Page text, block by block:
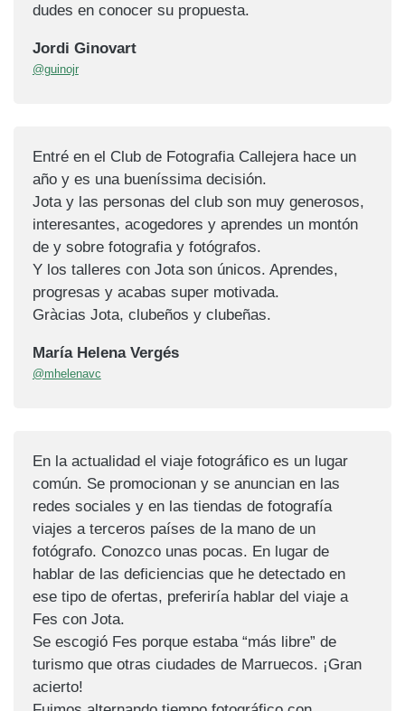
dudes en conocer su propuesta.
Jordi Ginovart
@guinojr
Entré en el Club de Fotografia Callejera hace un
año y es una bueníssima decisión.
Jota y las personas del club son muy generosos,
interesantes, acogedores y aprendes un montón
de y sobre fotografia y fotógrafos.
Y los talleres con Jota son únicos. Aprendes,
progresas y acabas super motivada.
Gràcias Jota, clubeños y clubeñas.
María Helena Vergés
@mhelenavc
En la actualidad el viaje fotográfico es un lugar
común. Se promocionan y se anuncian en las
redes sociales y en las tiendas de fotografía
viajes a terceros países de la mano de un
fotógrafo. Conozco unas pocas. En lugar de
hablar de las deficiencias que he detectado en
ese tipo de ofertas, preferiría hablar del viaje a
Fes con Jota.
Se escogió Fes porque estaba “más libre” de
turismo que otras ciudades de Marruecos. ¡Gran
acierto!